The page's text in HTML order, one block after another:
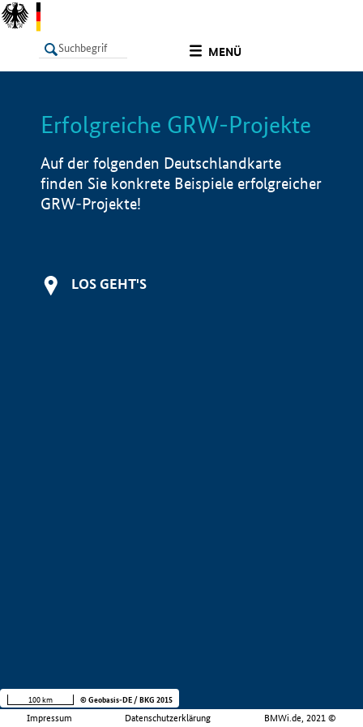
MENÜ
LISTE Info
Erfolgreiche GRW-Projekte
Auf der folgenden Deutschlandkarte
finden Sie konkrete Beispiele erfolgreicher
GRW-Projekte!
LOS GEHT'S
Impressum Datenschutzerklärung BMWi.de, 2021 ©
100 km © Geobasis-DE / BKG 2015